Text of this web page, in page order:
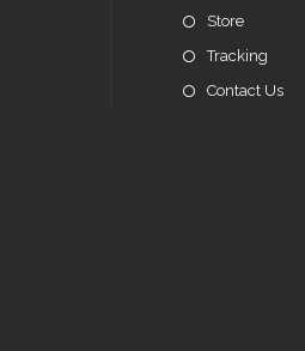
Store
Tracking
Contact Us